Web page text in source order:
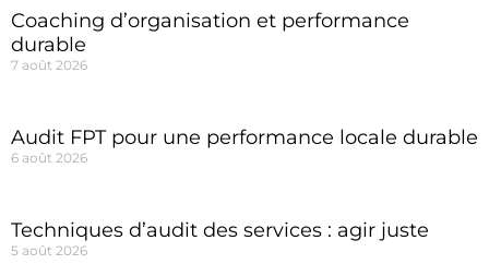
Coaching d’organisation et performance
durable
7 août 2026
Audit FPT pour une performance locale durable
6 août 2026
Techniques d’audit des services : agir juste
5 août 2026